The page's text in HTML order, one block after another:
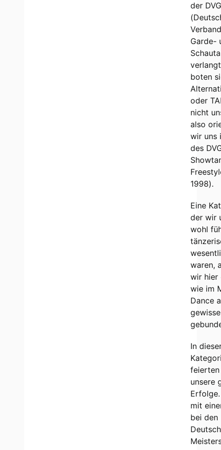
der DVG
Garde-
boten
oder
nicht
also
wir uns
des
1998).
Eine
der wir
wohl
waren,
wir hier
wie im
Dance
In
unsere
mit
bei den